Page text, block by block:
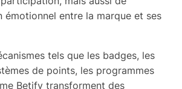
émotionnel entre la marque et ses
tels que les badges, les
de points, les programmes
Betify transforment des